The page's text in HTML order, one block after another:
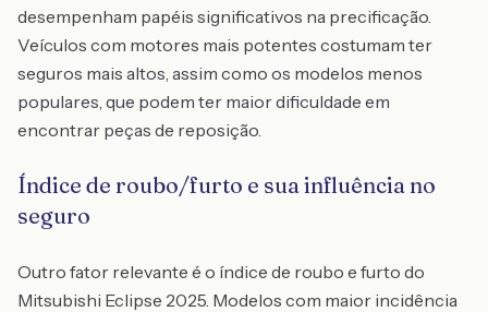
desempenham papéis significativos na precificação.
Veículos com motores mais potentes costumam ter
seguros mais altos, assim como os modelos menos
populares, que podem ter maior dificuldade em
encontrar peças de reposição.
Índice de roubo/furto e sua influência no
seguro
Outro fator relevante é o índice de roubo e furto do
Mitsubishi Eclipse 2025. Modelos com maior incidência